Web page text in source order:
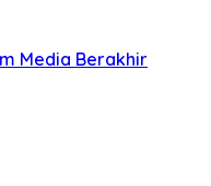
Media Berakhir